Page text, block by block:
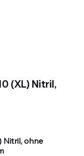
(XL) Nitril,
Nitril, ohne